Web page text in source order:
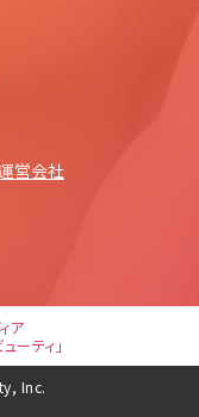
営会社
ア
ーティ」
Inc.